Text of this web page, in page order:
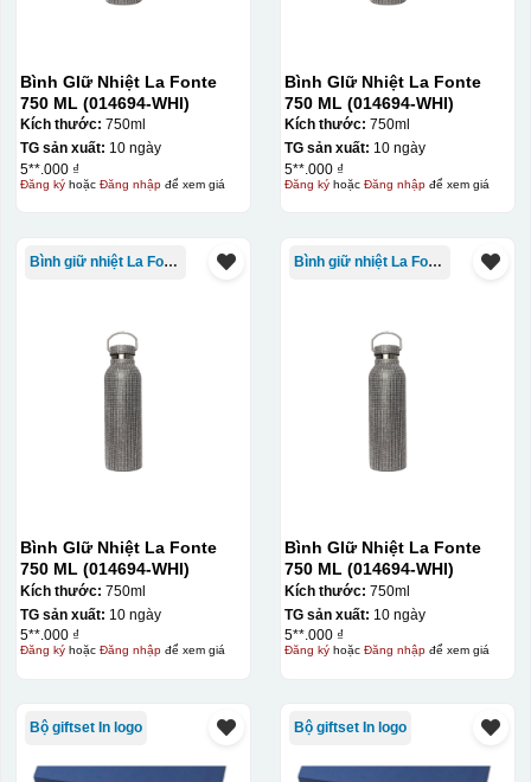
Chén sau khi được dán xong (chưa nung)
Bình GIữ Nhiệt La Fonte
750 ML (014694-WHI)
Kích thước: 750ml
TG sản xuất: 10 ngày
5**.000 ₫
Đăng kýhoặc Đăng nhậpđể xem giá
Bình GIữ Nhiệt La Fonte
750 ML (014694-WHI)
Kích thước: 750ml
TG sản xuất: 10 ngày
5**.000 ₫
Đăng kýhoặc Đăng nhậpđể xem giá
Bình giữ nhiệt La Fonte
Bình GIữ Nhiệt La Fonte
750 ML (014694-WHI)
Kích thước: 750ml
TG sản xuất: 10 ngày
5**.000 ₫
Đăng kýhoặc Đăng nhậpđể xem giá
Bình giữ nhiệt La Fonte
Bình GIữ Nhiệt La Fonte
750 ML (014694-WHI)
Kích thước: 750ml
TG sản xuất: 10 ngày
5**.000 ₫
Đăng kýhoặc Đăng nhậpđể xem giá
Bộ giftset In logo Bộ giftset In logo